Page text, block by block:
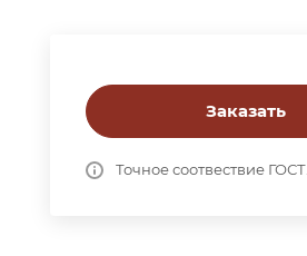
Заказать
Точное соотвествие ГОСТ.